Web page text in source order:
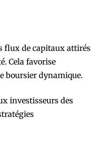
flux de capitaux attirés
Cela favorise
boursier dynamique.
investisseurs des